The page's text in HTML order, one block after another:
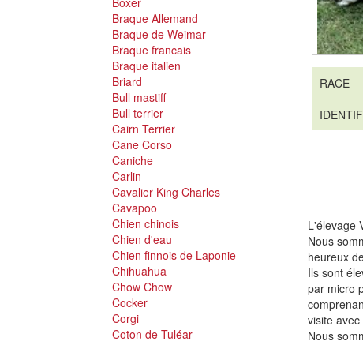
Braque Allemand
Braque de Weimar
Braque francais
Braque italien
Briard
Bull mastiff
Bull terrier
Cairn Terrier
Cane Corso
Caniche
Carlin
Cavalier King Charles
Cavapoo
Chien chinois
Chien d'eau
Chien finnois de Laponie
Chihuahua
Chow Chow
Cocker
Corgi
Coton de Tuléar
RACE
L'élevage
Nous
heureux
Ils sont
par micro
visite avec
Nous